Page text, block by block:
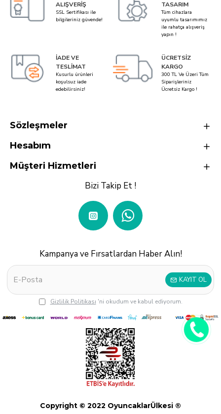
ALIŞVERIŞ
SSL Sertifikası ile
bilgileriniz güvende!
TASARIM
Tüm cihazlara
uyumlu tasarımımız
ile rahatça alışveriş
yapın !
İADE VE
TESLIMAT
Kusurlu ürünleri
koşulsuz iade
edebilirsiniz!
ÜCRETSIZ
KARGO
300 TL Ve Üzeri Tüm
Siparişleriniz
Ücretsiz Kargo !
Sözleşmeler
Hesabım
Müşteri Hizmetleri
Bizi Takip Et !
Kampanya ve Fırsatlardan Haber Alın!
KAYIT OL
Gizlilik Politikası 'ni okudum ve kabul ediyorum.
Copyright © 2022 OyuncaklarÜlkesi ®